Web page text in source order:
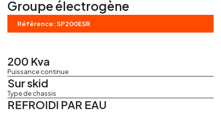
Régles vibrantes
Marteaux pneumatiques
Groupe électrogène
Référence: SP200ESR
200 Kva
Puissance continue
Sur skid
Type de chassis
REFROIDI PAR EAU